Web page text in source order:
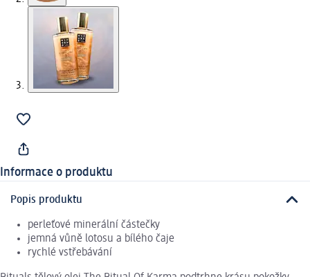
Informace o produktu
Popis produktu
perleťové minerální částečky
jemná vůně lotosu a bílého čaje
rychlé vstřebávání